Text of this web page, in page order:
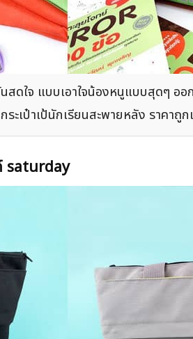
ดใจ แบบเอาใจน้องหนูแบบสุดๆ อ
เป๋าเป้นักเรียนสะพายหลัง ราคาถูก
saturday